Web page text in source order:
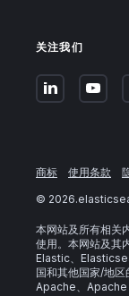
关注我们
商标 使用条款
© 2026
本网站及所有相关
使用。本网站及其
Elastic、
国和其他国家/地区
Apache、